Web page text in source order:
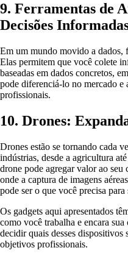
9. Ferramentas de
Decisões
Em um mundo movido a dados,
Elas permitem que você colete
baseadas em dados concretos,
pode diferenciá-lo no mercado e
profissionais.
10. Drones:
Drones estão se tornando cada
indústrias, desde a agricultura
drone pode agregar valor ao seu
onde a captura de imagens
pode ser o que você precisa
Os gadgets aqui apresentados
como você trabalha e encara
decidir quais desses dispositivos
objetivos profissionais.